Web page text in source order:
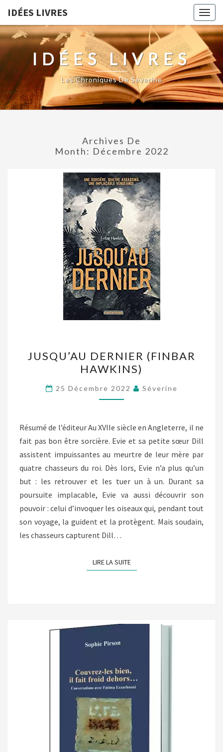
IDÉES LIVRES
IDÉES LIVRES
Les Chroniques De Séverine
Archives De
Month: Décembre 2022
DERNIER
(FINBAR
HAWKINS)
JUSQU’AU DERNIER (FINBAR
HAWKINS)
25 Décembre 2022 Séverine
Résumé de l’éditeur Au XVIIe siècle en Angleterre, il ne
fait pas bon être sorcière. Evie et sa petite sœur Dill
assistent impuissantes au meurtre de leur mère par
quatre chasseurs du roi. Dès lors, Evie n’a plus qu’un
but : les retrouver et les tuer un à un. Durant sa
poursuite implacable, Evie va aussi découvrir son
pouvoir : celui d’invoquer les oiseaux qui, pendant tout
son voyage, la guident et la protègent. Mais soudain,
les chasseurs capturent Dill…
LIRE LA SUITELIRE LA SUITE